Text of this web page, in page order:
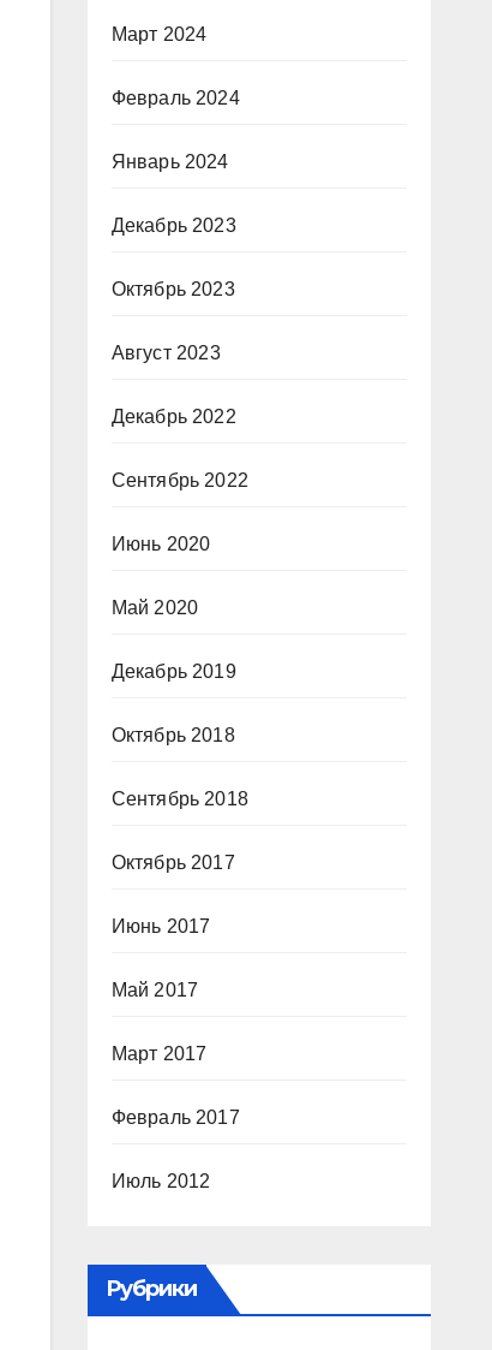
Март 2024
Февраль 2024
Январь 2024
Декабрь 2023
Октябрь 2023
Август 2023
Декабрь 2022
Сентябрь 2022
Июнь 2020
Май 2020
Декабрь 2019
Октябрь 2018
Сентябрь 2018
Октябрь 2017
Июнь 2017
Май 2017
Март 2017
Февраль 2017
Июль 2012
Рубрики